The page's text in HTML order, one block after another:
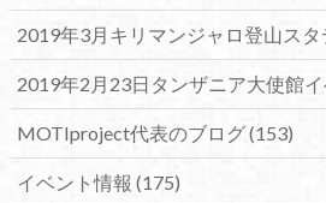
2019年3月キリマンジャロ登山ス
2019年2月23日タンザニア大使館イ
MOTIproject代表のブログ(153)
イベント情報 (175)